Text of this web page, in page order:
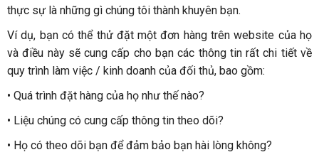
thực sự là những gì chúng tôi thành khuyên bạn.
Ví dụ, bạn có thể thử đặt một đơn hàng trên website của họ
và điều này sẽ cung cấp cho bạn các thông tin rất chi tiết về
quy trình làm việc / kinh doanh của đối thủ, bao gồm:
• Quá trình đặt hàng của họ như thế nào?
• Liệu chúng có cung cấp thông tin theo dõi?
• Họ có theo dõi bạn để đảm bảo bạn hài lòng không?